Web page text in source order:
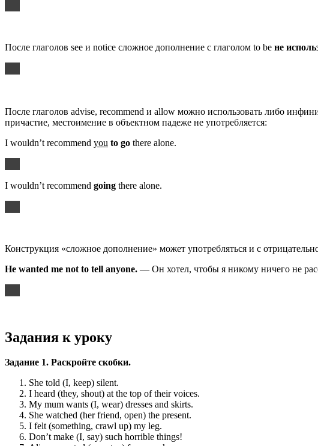
После глаголов see и notice сложное дополнение с глаголом to be не
После глаголов advise, recommend и allow можно использовать либо
причастие, местоимение в объектном падеже не употребляется:
I wouldn’t recommend you to go there alone.
I wouldn’t recommend going there alone.
Конструкция «сложное дополнение» может употребляться и с
He wanted me not to tell anyone. — Он хотел, чтобы я никому ничего не
Задания к уроку
Задание 1. Раскройте скобки.
She told (I, keep) silent.
I heard (they, shout) at the top of their voices.
My mum wants (I, wear) dresses and skirts.
She watched (her friend, open) the present.
I felt (something, crawl up) my leg.
Don’t make (I, say) such horrible things!